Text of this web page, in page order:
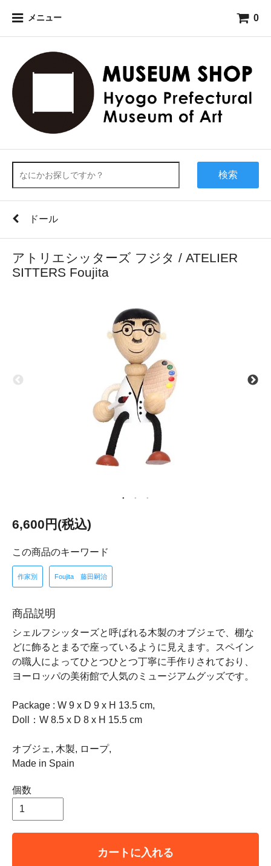
メニュー 0
検索
ドール
アトリエシッターズ フジタ / ATELIER
SITTERS Foujita
6,600円(税込)
この商品のキーワード
作家別 Foujita 藤田嗣治
商品説明
シェルフシッターズと呼ばれる木製のオブジェで、棚な
どに飾るとまるで座っているように見えます。スペイン
の職人によってひとつひとつ丁寧に手作りされており、
ヨーロッパの美術館で人気のミュージアムグッズです。
Package : W 9 x D 9 x H 13.5 cm,
Doll：W 8.5 x D 8 x H 15.5 cm
オブジェ, 木製, ロープ,
Made in Spain
個数
カートに入れる